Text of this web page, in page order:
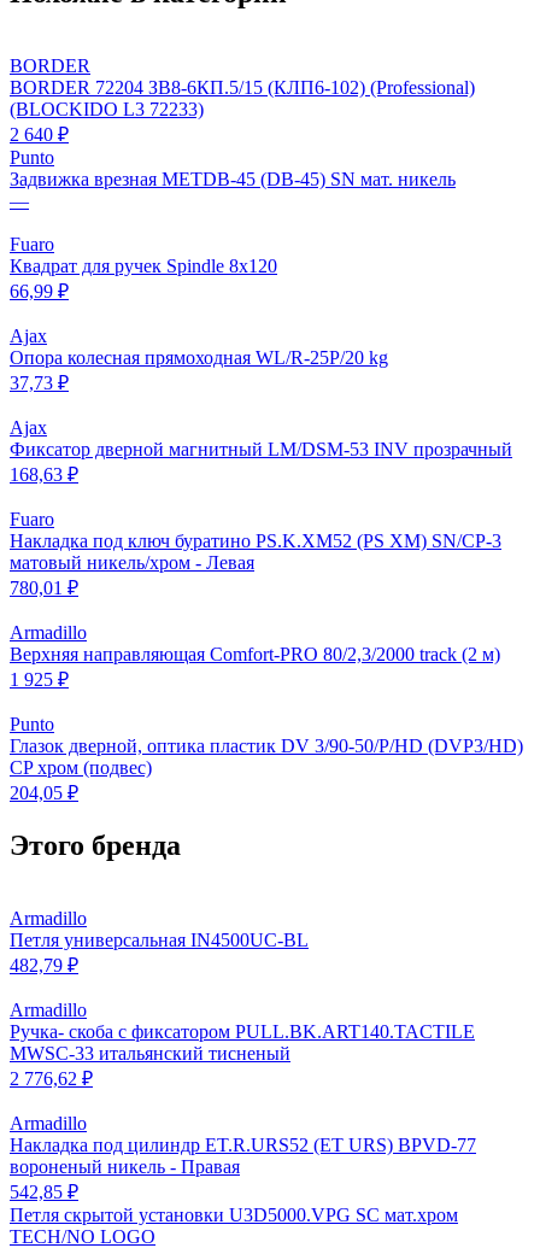
BORDER
BORDER 72204 ЗВ8-6КП.5/15 (КЛП6-102) (Professional)
(BLOCKIDO L3 72233)
2 640 ₽
Punto
Задвижка врезная METDB-45 (DB-45) SN мат. никель
—
Fuaro
Квадрат для ручек Spindle 8х120
66,99 ₽
Ajax
Опора колесная прямоходная WL/R-25P/20 kg
37,73 ₽
Ajax
Фиксатор дверной магнитный LM/DSM-53 INV прозрачный
168,63 ₽
Fuaro
Накладка под ключ буратино PS.K.XM52 (PS XM) SN/CP-3
матовый никель/хром - Левая
780,01 ₽
Armadillo
Верхняя направляющая Comfort-PRO 80/2,3/2000 track (2 м)
1 925 ₽
Punto
Глазок дверной, оптика пластик DV 3/90-50/P/HD (DVP3/HD)
CP хром (подвес)
204,05 ₽
Этого бренда
Armadillo
Петля универсальная IN4500UC-BL
482,79 ₽
Armadillo
Ручка- скоба с фиксатором PULL.BK.ART140.TACTILE
MWSC-33 итальянский тисненый
2 776,62 ₽
Armadillo
Накладка под цилиндр ET.R.URS52 (ET URS) BPVD-77
вороненый никель - Правая
542,85 ₽
Петля скрытой установки U3D5000.VPG SC мат.хром
TECH/NO LOGO